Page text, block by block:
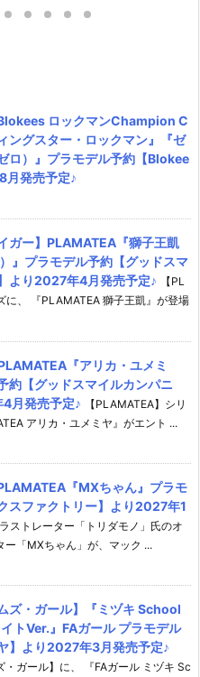
約【バンダ
Blokees ロックマンChampion C
ングスター・ロックマン』『ゼ
ロ）』プラモデル予約【Blokee
発売予定♪
ガー】PLAMATEA『獅子王凱
）』プラモデル予約【グッドスマ
より2027年4月発売予定♪
【PL
に、 『PLAMATEA 獅子王凱』が登場
『アリカ・ユメミ
約【グッドスマイルカンパニ
月発売予定♪
【PLAMATEA】シリ
アリカ・ユメミヤ』がエント ...
『MXちゃん』プラモ
スファクトリー】より2027年1
ストレーター「トリダモノ」氏のオ
ー「MXちゃん」が、マック ...
ズ・ガール】『ミヅキ School
トVer.』FAガール プラモデル
】より2027年3月発売予定♪
・ガール】に、 『FAガール ミヅキ Sc